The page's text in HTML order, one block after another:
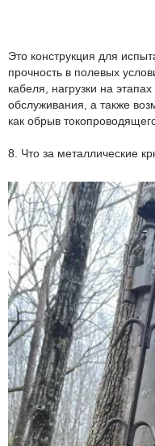
Это конструкция для
прочность в полевых
кабеля, нагрузки на
обслуживания, а также
как обрыв
8. Что за металлические